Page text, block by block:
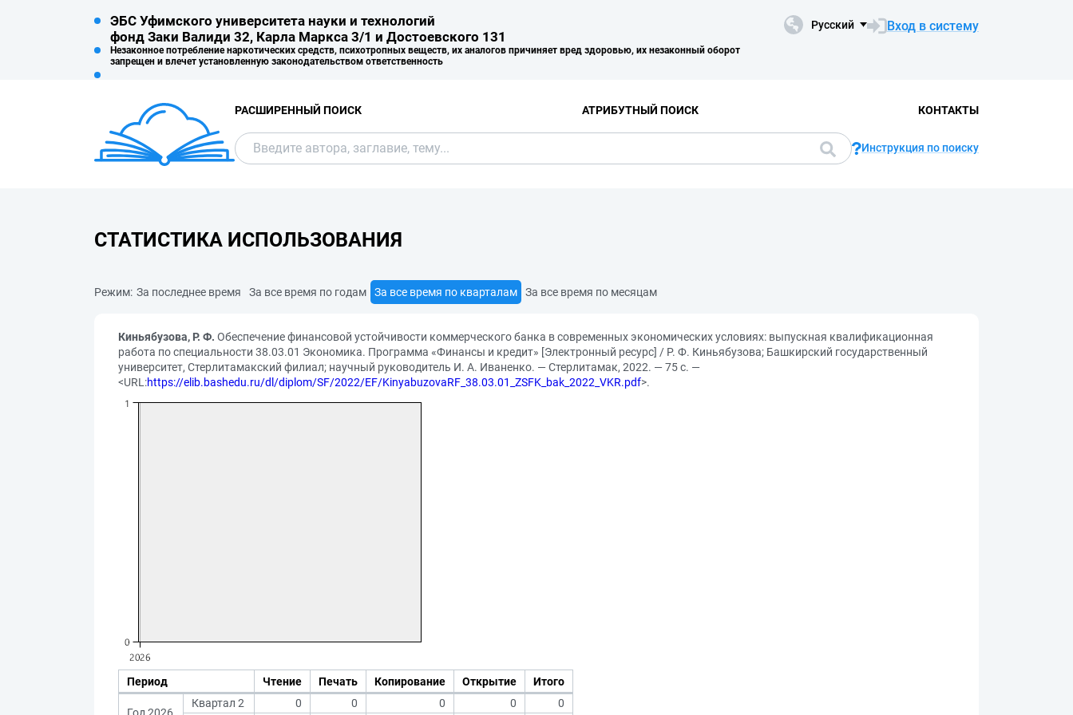
ЭБС Уфимского университета науки и технологий
фонд Заки Валиди 32, Карла Маркса 3/1 и Достоевского 131
Незаконное потребление наркотических средств, психотропных веществ, их аналогов причиняет вред здоровью, их незаконный оборот
запрещен и влечет установленную законодательством ответственность
Русский Вход в систему
РАСШИРЕННЫЙ ПОИСК АТРИБУТНЫЙ ПОИСК КОНТАКТЫ
Инструкция по поиску
СТАТИСТИКА ИСПОЛЬЗОВАНИЯ
Режим: За последнее время За все время по годам За все время по кварталам За все время по месяцам
Киньябузова, Р. Ф. Обеспечение финансовой устойчивости коммерческого банка в современных экономических условиях: выпускная квалификационная
работа по специальности 38.03.01 Экономика. Программа «Финансы и кредит» [Электронный ресурс] / Р. Ф. Киньябузова; Башкирский государственный
университет, Стерлитамакский филиал; научный руководитель И. А. Иваненко. — Стерлитамак, 2022. — 75 с. —
<URL:https://elib.bashedu.ru/dl/diplom/SF/2022/EF/KinyabuzovaRF_38.03.01_ZSFK_bak_2022_VKR.pdf>.
Период Чтение Печать Копирование Открытие Итого
Квартал 2 0 0 0 0 0